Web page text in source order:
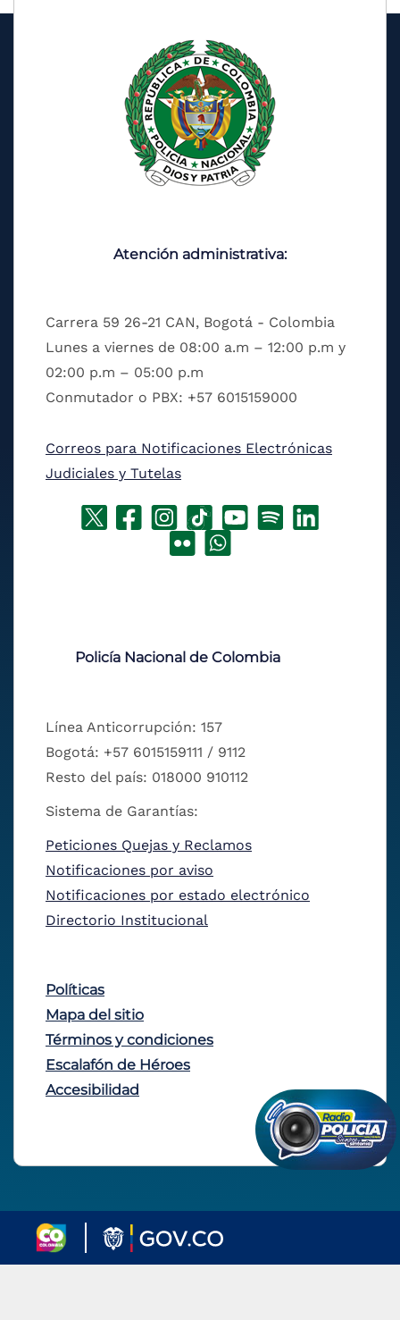
Atención administrativa:
Carrera 59 26-21 CAN, Bogotá - Colombia
Lunes a viernes de 08:00 a.m – 12:00 p.m y
02:00 p.m – 05:00 p.m
Conmutador o PBX: +57 6015159000
Correos para Notificaciones Electrónicas
Judiciales y Tutelas
Policía Nacional de Colombia
Línea Anticorrupción: 157
Bogotá: +57 6015159111 / 9112
Resto del país: 018000 910112
Sistema de Garantías:
Peticiones Quejas y Reclamos
Notificaciones por aviso
Notificaciones por estado electrónico
Directorio Institucional
Políticas
Mapa del sitio
Términos y condiciones
Escalafón de Héroes
Accesibilidad